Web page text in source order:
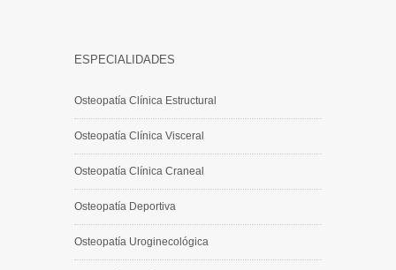
ESPECIALIDADES
Osteopatía Clínica Estructural
Osteopatía Clínica Visceral
Osteopatía Clínica Craneal
Osteopatía Deportiva
Osteopatía Uroginecológica